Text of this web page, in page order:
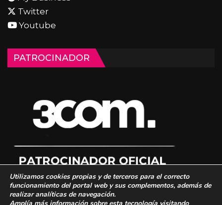
Twitter
Youtube
PATROCINADOR
Utilizamos cookies propias y de terceros para el correcto
funcionamiento del portal web y sus complementos, además de
realizar analíticas de navegación.